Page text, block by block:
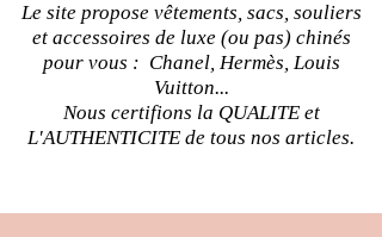
Le site propose vêtements, sacs, souliers
et accessoires de luxe (ou pas) chinés
pour vous : Chanel, Hermès, Louis
Vuitton...
Nous certifions la QUALITE et
L'AUTHENTICITE de tous nos articles.